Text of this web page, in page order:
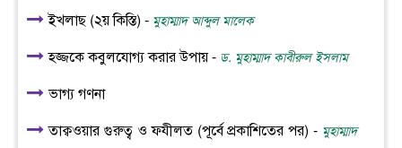
ইখলাছ (২য় কিস্তি) - মুহাম্মাদ আব্দুল মালেক
হজ্জকে কবুলযোগ্য করার উপায় - ড. মুহাম্মাদ কাবীরুল ইসলাম
ভাগ্য গণনা
তাক্বওয়ার গুরুত্ব ও ফযীলত (পূর্বে প্রকাশিতের পর) - মুহাম্মাদ